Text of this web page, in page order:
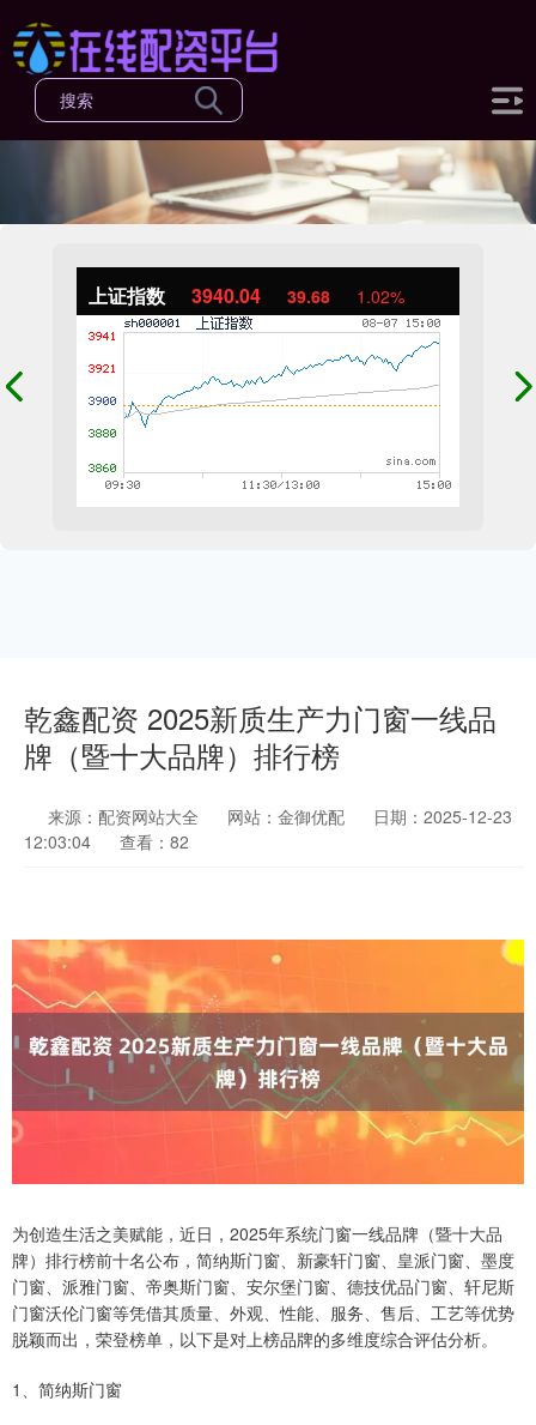
上证指数 3940.04 39.68 1.02%
乾鑫配资 2025新质生产力门窗一线品
牌（暨十大品牌）排行榜
来源：配资网站大全 网站：金御优配
日期：2025-12-23
12:03:04
查看：82
为创造生活之美赋能，近日，2025年系统门窗一线品牌（暨十大品
牌）排行榜前十名公布，简纳斯门窗、新豪轩门窗、皇派门窗、墨度
门窗、派雅门窗、帝奥斯门窗、安尔堡门窗、德技优品门窗、轩尼斯
门窗沃伦门窗等凭借其质量、外观、性能、服务、售后、工艺等优势
脱颖而出，荣登榜单，以下是对上榜品牌的多维度综合评估分析。
1、简纳斯门窗